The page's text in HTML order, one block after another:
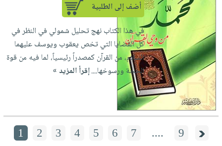
أضف إلى الطلبية
في هذا الكتاب نهج تحليل شمولي في النظر في
كل القضايا التي تخص يعقوب ويوسف عليهما
السلام، من القرآن كمصدراً رئيسياً، لما فيه من قوة
الحجة ورسوخها....إقرأ المزيد »
1 2 3 4 5 6 7 .... 9